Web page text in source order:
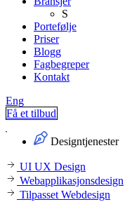
S
Portefølje
Priser
Blogg
Fagbegreper
Kontakt
Eng
Få et tilbud
Designtjenester
UI UX Design
Webapplikasjonsdesign
Tilpasset Webdesign